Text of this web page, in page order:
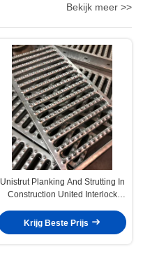
Bekijk meer >>
Unistrut Planking And Strutting In
Construction United Interlock
Krijg Beste Prijs